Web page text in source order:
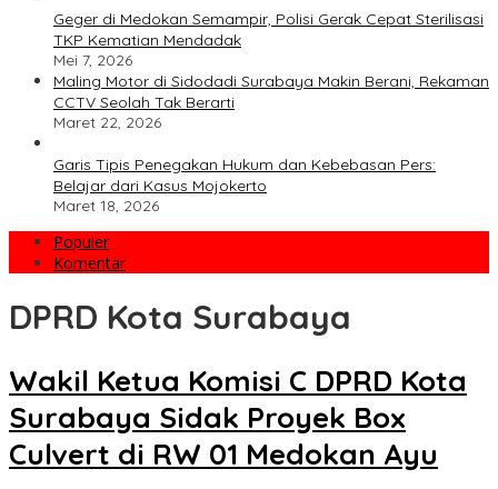
Geger di Medokan Semampir, Polisi Gerak Cepat Sterilisasi
TKP Kematian Mendadak
Mei 7, 2026
Maling Motor di Sidodadi Surabaya Makin Berani, Rekaman
CCTV Seolah Tak Berarti
Maret 22, 2026
Garis Tipis Penegakan Hukum dan Kebebasan Pers:
Belajar dari Kasus Mojokerto
Maret 18, 2026
Populer
Komentar
DPRD Kota Surabaya
Wakil Ketua Komisi C DPRD Kota
Surabaya Sidak Proyek Box
Culvert di RW 01 Medokan Ayu